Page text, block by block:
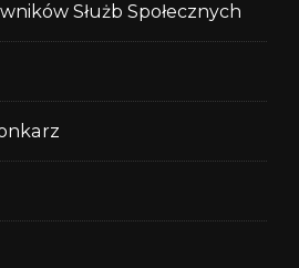
Służb Społecznych